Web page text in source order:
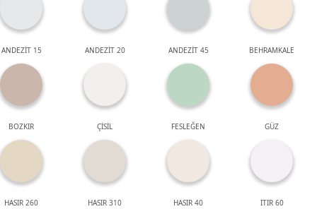
ANDEZİT 15 ANDEZİT 20 ANDEZİT 45 BEHRAMKALE
BOZKIR ÇİSİL FESLEĞEN GÜZ
HASIR 260 HASIR 310 HASIR 40 ITIR 60